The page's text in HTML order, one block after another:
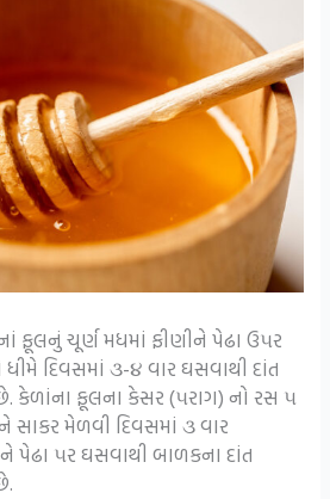
ફૂલનું ચૂર્ણ મધમાં ફીણીને પેઢા ઉ૫ર
દિવસમાં ૩-૪ વાર ઘસવાથી દાંત
કેળાંના ફૂલના કેસર (૫રાગ) નો રસ ૫
સાકર મેળવી દિવસમાં ૩ વાર
૫ર ઘસવાથી બાળકના દાંત